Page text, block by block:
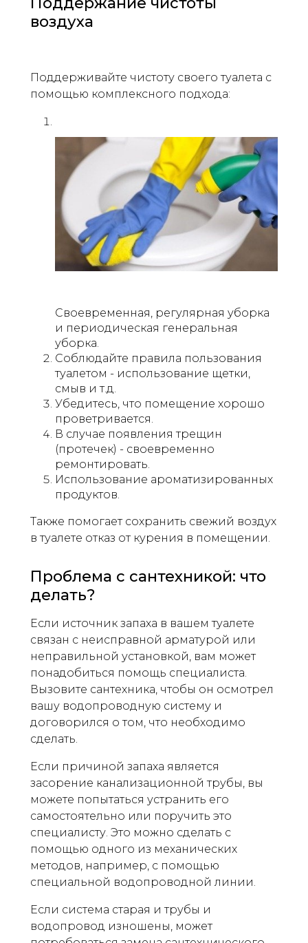
воздуха
Поддерживайте чистоту своего туалета с
помощью комплексного подхода:
Своевременная, регулярная уборка
и периодическая генеральная
уборка.
Соблюдайте правила пользования
туалетом - использование щетки,
смыв и т.д.
Убедитесь, что помещение хорошо
проветривается.
В случае появления трещин
(протечек) - своевременно
ремонтировать.
Использование ароматизированных
продуктов.
Также помогает сохранить свежий воздух
в туалете отказ от курения в помещении.
Проблема с сантехникой: что
делать?
Если источник запаха в вашем туалете
связан с неисправной арматурой или
неправильной установкой, вам может
понадобиться помощь специалиста.
Вызовите сантехника, чтобы он осмотрел
вашу водопроводную систему и
договорился о том, что необходимо
сделать.
Если причиной запаха является
засорение канализационной трубы, вы
можете попытаться устранить его
самостоятельно или поручить это
специалисту. Это можно сделать с
помощью одного из механических
методов, например, с помощью
специальной водопроводной линии.
Если система старая и трубы и
водопровод изношены, может